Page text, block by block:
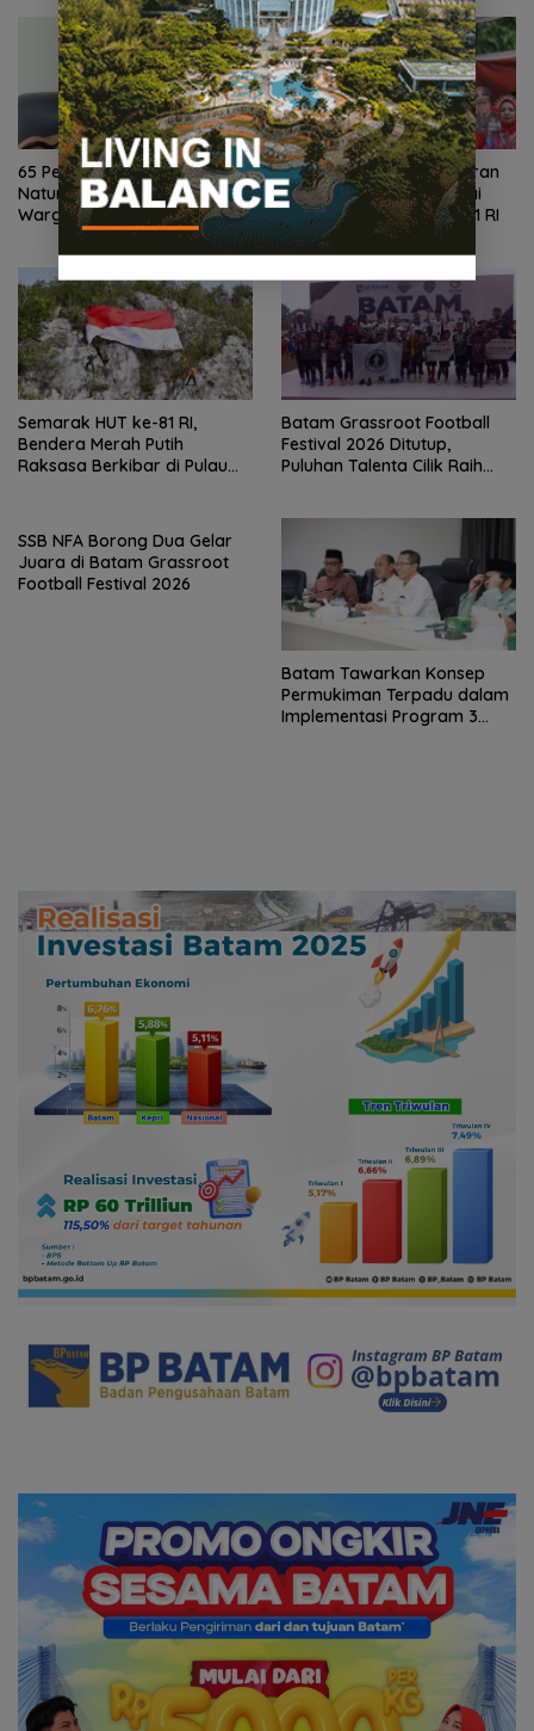
65 Persen Kendaraan di
Natuna Menunggak Pajak,
Warga Kini Dapat
Keringanan hingga 100
Persen
BP Batam Tampilkan Peran
dan Inovasi dalam Pawai
Pembangunan HUT ke-81 RI
Semarak HUT ke-81 RI,
Bendera Merah Putih
Raksasa Berkibar di Pulau
Batam Grassroot Football
Festival 2026 Ditutup,
Puluhan Talenta Cilik Raih
SSB NFA Borong Dua Gelar
Juara di Batam Grassroot
Football Festival 2026
Batam Tawarkan Konsep
Permukiman Terpadu dalam
Implementasi Program 3